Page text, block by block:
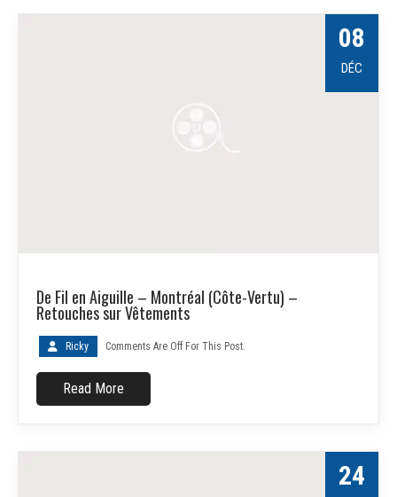
08
DÉC
De Fil en Aiguille – Montréal (Côte-Vertu) –
Retouches sur Vêtements
Ricky Comments Are Off For This Post.
Read More
24